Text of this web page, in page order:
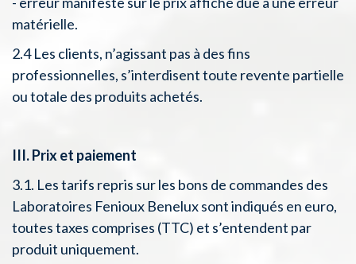
matérielle.
2.4 Les clients, n’agissant pas à des fins
professionnelles, s’interdisent toute revente partielle
ou totale des produits achetés.
III. Prix et paiement
3.1. Les tarifs repris sur les bons de commandes des
Laboratoires Fenioux Benelux sont indiqués en euro,
toutes taxes comprises (TTC) et s’entendent par
produit uniquement.